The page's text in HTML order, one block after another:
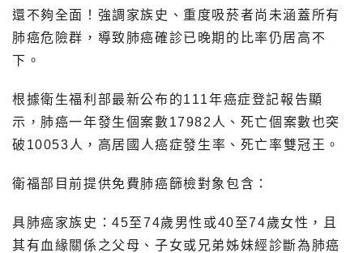
還不夠全面！強調家族史、重度吸菸者尚未涵蓋所有
肺癌危險群，導致肺癌確診已晚期的比率仍居高不
下。
根據衛生福利部最新公布的111年癌症登記報告顯
示，肺癌一年發生個案數17982人、死亡個案數也突
破10053人，高居國人癌症發生率、死亡率雙冠王。
衛福部目前提供免費肺癌篩檢對象包含：
具肺癌家族史：45至74歲男性或40至74歲女性，且
其有血緣關係之父母、子女或兄弟姊妹經診斷為肺癌